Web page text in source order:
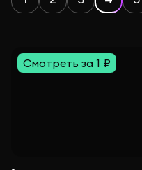
Смотреть за 1 ₽